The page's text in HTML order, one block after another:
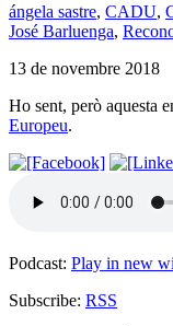
ángela sastre, CADU,
José Barluenga,
13 de novembre 2018
Ho sent, però aquesta
Europeu.
Podcast: Play in new
Subscribe: RSS